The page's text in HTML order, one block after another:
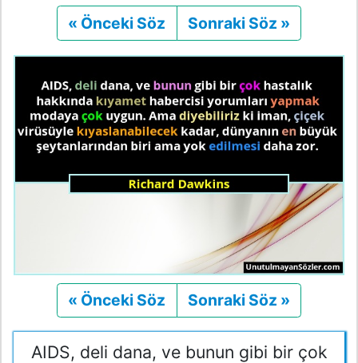
« Önceki Söz Önceki
Sonraki Söz »
« Önceki Söz Önceki
Sonraki Söz »
AIDS, deli dana, ve bunun gibi bir çok